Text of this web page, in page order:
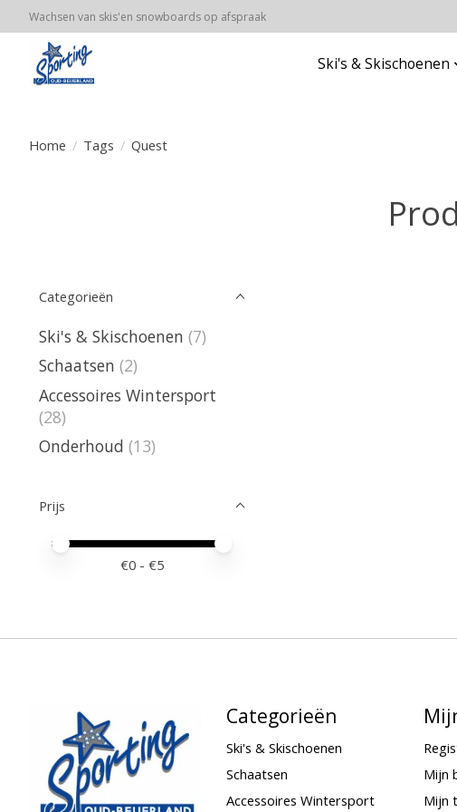
Wachsen van skis'en snowboards op afspraak
Ski's & Skischoenen
Home / Tags / Quest
Categorieën
Ski's & Skischoenen (7)
Schaatsen (2)
Accessoires Wintersport
(28)
Onderhoud (13)
Prijs
Minimale prijswaarde
Price maximum value
€0 - €5
Categorieën
Ski's & Skischoenen
Schaatsen
Accessoires Wintersport
Mijn
Mijn